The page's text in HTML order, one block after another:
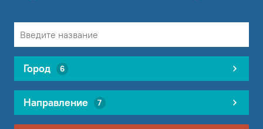
Город 6
Направление 7